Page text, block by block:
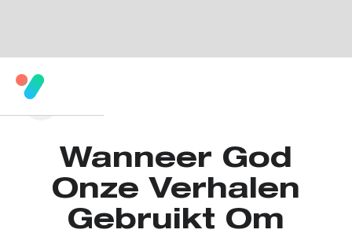
Wanneer God
Onze Verhalen
Gebruikt Om